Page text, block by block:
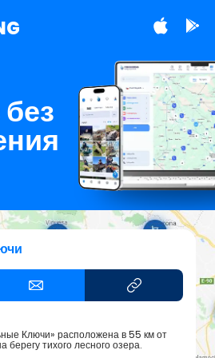
Ключи» расположена в 55 км от
берегу тихого лесного озера.